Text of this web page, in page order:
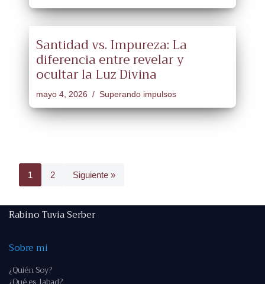
Santidad vs. Impureza: La
diferencia entre revelar y
ocultar la Luz Divina
mayo 4, 2026 Superando impulsos
1 2 Siguiente »
Rabino Tuvia Serber
Sobre mi
¿Quién Soy?